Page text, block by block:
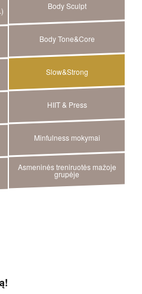
Body Sculpt
Body Tone&Core
Slow&Strong
HIIT & Press
Minfulness mokymai
Asmeninės treniruotės mažoje
grupėje